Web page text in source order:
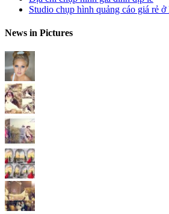
Studio chụp hình quảng cáo giá rẻ
News in Pictures